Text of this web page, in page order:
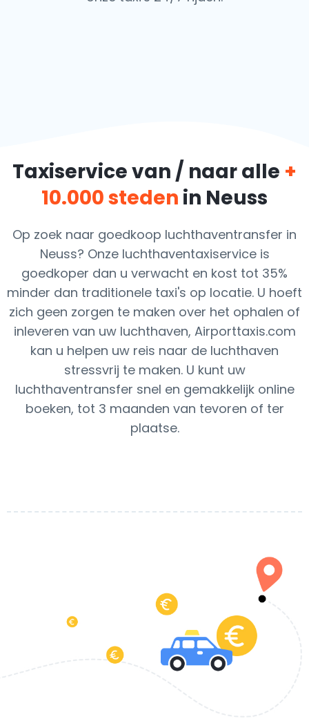
Taxiservice van / naar alle +
10.000 steden in Neuss
Op zoek naar goedkoop luchthaventransfer in
Neuss? Onze luchthaventaxiservice is
goedkoper dan u verwacht en kost tot 35%
minder dan traditionele taxi's op locatie. U hoeft
zich geen zorgen te maken over het ophalen of
inleveren van uw luchthaven, Airporttaxis.com
kan u helpen uw reis naar de luchthaven
stressvrij te maken. U kunt uw
luchthaventransfer snel en gemakkelijk online
boeken, tot 3 maanden van tevoren of ter
plaatse.